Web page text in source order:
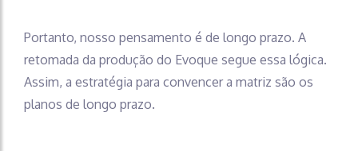
Portanto, nosso pensamento é de longo prazo. A
retomada da produção do Evoque segue essa lógica.
Assim, a estratégia para convencer a matriz são os
planos de longo prazo.